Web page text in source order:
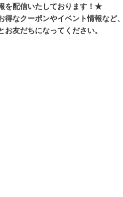
を配信いたしております！★
得なクーポンやイベント情報など
お友だちになってください。